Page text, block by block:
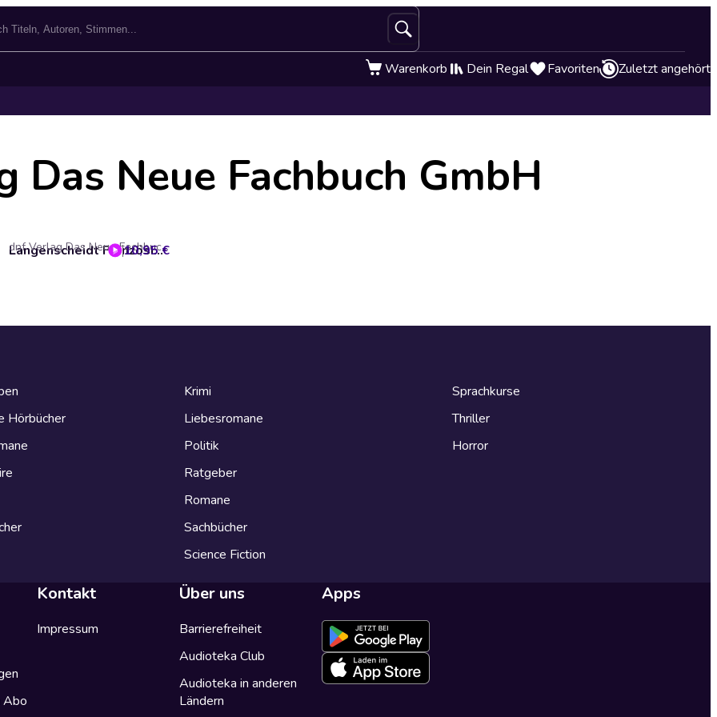
Warenkorb Dein Regal Favoriten Zuletzt angehört
Das Neue Fachbuch GmbH
Langenscheidt Französisch-Deutsch Basiswortschatzdnf Verlag Das Neue Fachbuch GmbH
10,95 €
Hörbücher
Krimi
Liebesromane
Politik
Ratgeber
Romane
Sachbücher
Science Fiction
Sprachkurse
Thriller
Horror
Abo
Kontakt
Impressum
Über uns
Barrierefreiheit
Audioteka Club
Audioteka in anderen
Ländern
Apps